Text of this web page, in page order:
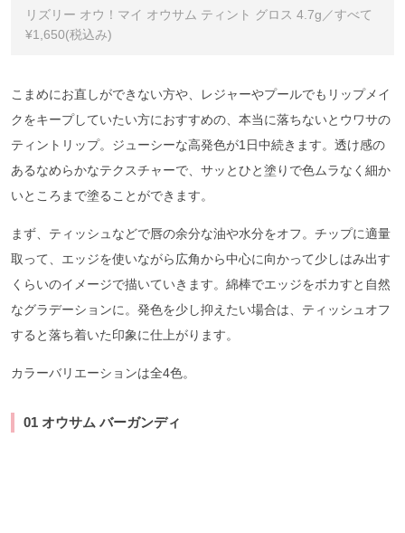
リズリー オウ！マイ オウサム ティント グロス 4.7g／すべて
¥1,650(税込み)
こまめにお直しができない方や、レジャーやプールでもリップメイ
クをキープしていたい方におすすめの、本当に落ちないとウワサの
ティントリップ。ジューシーな高発色が1日中続きます。透け感の
あるなめらかなテクスチャーで、サッとひと塗りで色ムラなく細か
いところまで塗ることができます。
まず、ティッシュなどで唇の余分な油や水分をオフ。チップに適量
取って、エッジを使いながら広角から中心に向かって少しはみ出す
くらいのイメージで描いていきます。綿棒でエッジをボカすと自然
なグラデーションに。発色を少し抑えたい場合は、ティッシュオフ
すると落ち着いた印象に仕上がります。
カラーバリエーションは全4色。
01 オウサム バーガンディ